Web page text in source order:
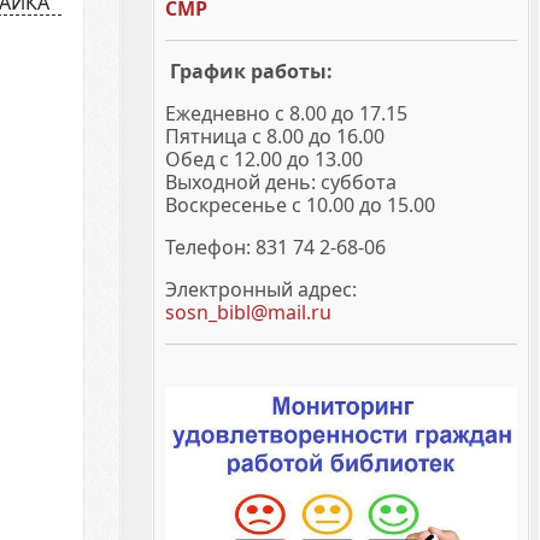
СМР
График работы:
Ежедневно с 8.00 до 17.15
Пятница с 8.00 до 16.00
Обед с 12.00 до 13.00
Выходной день: суббота
Воскресенье с 10.00 до 15.00
Телефон: 831 74 2-68-06
Электронный адрес:
sosn_bibl@mail.ru